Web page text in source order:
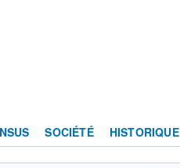
SOCIÉTÉ HISTORIQUE